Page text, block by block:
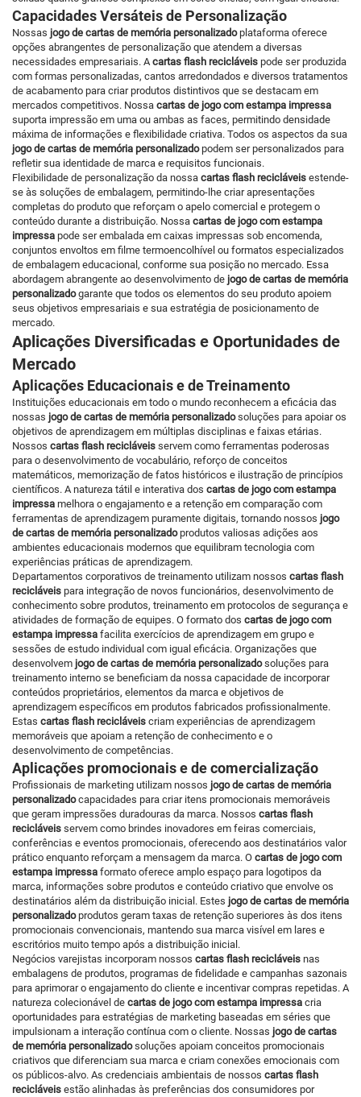
Capacidades Versáteis de Personalização
Nossas jogo de cartas de memória personalizado plataforma oferece
opções abrangentes de personalização que atendem a diversas
necessidades empresariais. Acartas flash recicláveis pode ser produzida
com formas personalizadas, cantos arredondados e diversos tratamentos
de acabamento para criar produtos distintivos que se destacam em
mercados competitivos. Nossa cartas de jogo com estampa impressa
suporta impressão em uma ou ambas as faces, permitindo densidade
máxima de informações e flexibilidade criativa. Todos os aspectos da sua
jogo de cartas de memória personalizado podem ser personalizados para
refletir sua identidade de marca e requisitos funcionais.
Flexibilidade de personalização da nossa cartas flash recicláveis estende-
se às soluções de embalagem, permitindo-lhe criar apresentações
completas do produto que reforçam o apelo comercial e protegem o
conteúdo durante a distribuição. Nossa cartas de jogo com estampa
impressa pode ser embalada em caixas impressas sob encomenda,
conjuntos envoltos em filme termoencolhível ou formatos especializados
de embalagem educacional, conforme sua posição no mercado. Essa
abordagem abrangente ao desenvolvimento de jogo de cartas de memória
personalizadogarante que todos os elementos do seu produto apoiem
seus objetivos empresariais e sua estratégia de posicionamento de
mercado.
Aplicações Diversificadas e Oportunidades de
Mercado
Aplicações Educacionais e de Treinamento
Instituições educacionais em todo o mundo reconhecem a eficácia das
nossas jogo de cartas de memória personalizadosoluções para apoiar os
objetivos de aprendizagem em múltiplas disciplinas e faixas etárias.
Nossos cartas flash recicláveis servem como ferramentas poderosas
para o desenvolvimento de vocabulário, reforço de conceitos
matemáticos, memorização de fatos históricos e ilustração de princípios
científicos. A natureza tátil e interativa dos cartas de jogo com estampa
impressa melhora o engajamento e a retenção em comparação com
ferramentas de aprendizagem puramente digitais, tornando nossos jogo
de cartas de memória personalizado produtos valiosas adições aos
ambientes educacionais modernos que equilibram tecnologia com
experiências práticas de aprendizagem.
Departamentos corporativos de treinamento utilizam nossos cartas flash
recicláveis para integração de novos funcionários, desenvolvimento de
conhecimento sobre produtos, treinamento em protocolos de segurança e
atividades de formação de equipes. O formato dos cartas de jogo com
estampa impressa facilita exercícios de aprendizagem em grupo e
sessões de estudo individual com igual eficácia. Organizações que
desenvolvem jogo de cartas de memória personalizadosoluções para
treinamento interno se beneficiam da nossa capacidade de incorporar
conteúdos proprietários, elementos da marca e objetivos de
aprendizagem específicos em produtos fabricados profissionalmente.
Estas cartas flash recicláveis criam experiências de aprendizagem
memoráveis que apoiam a retenção de conhecimento e o
desenvolvimento de competências.
Aplicações promocionais e de comercialização
Profissionais de marketing utilizam nossos jogo de cartas de memória
personalizadocapacidades para criar itens promocionais memoráveis
que geram impressões duradouras da marca. Nossos cartas flash
recicláveis servem como brindes inovadores em feiras comerciais,
conferências e eventos promocionais, oferecendo aos destinatários valor
prático enquanto reforçam a mensagem da marca. O cartas de jogo com
estampa impressa formato oferece amplo espaço para logotipos da
marca, informações sobre produtos e conteúdo criativo que envolve os
destinatários além da distribuição inicial. Estes jogo de cartas de memória
personalizado produtos geram taxas de retenção superiores às dos itens
promocionais convencionais, mantendo sua marca visível em lares e
escritórios muito tempo após a distribuição inicial.
Negócios varejistas incorporam nossos cartas flash recicláveis nas
embalagens de produtos, programas de fidelidade e campanhas sazonais
para aprimorar o engajamento do cliente e incentivar compras repetidas. A
natureza colecionável de cartas de jogo com estampa impressa cria
oportunidades para estratégias de marketing baseadas em séries que
impulsionam a interação contínua com o cliente. Nossas jogo de cartas
de memória personalizadosoluções apoiam conceitos promocionais
criativos que diferenciam sua marca e criam conexões emocionais com
os públicos-alvo. As credenciais ambientais de nossos cartas flash
recicláveis estão alinhadas às preferências dos consumidores por